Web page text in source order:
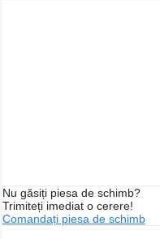
Nu găsiți piesa de schimb?
Trimiteți imediat o cerere!
Comandați piesa de schimb